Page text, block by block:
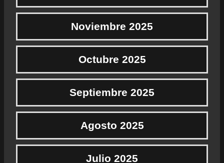
Noviembre 2025
Octubre 2025
Septiembre 2025
Agosto 2025
Julio 2025